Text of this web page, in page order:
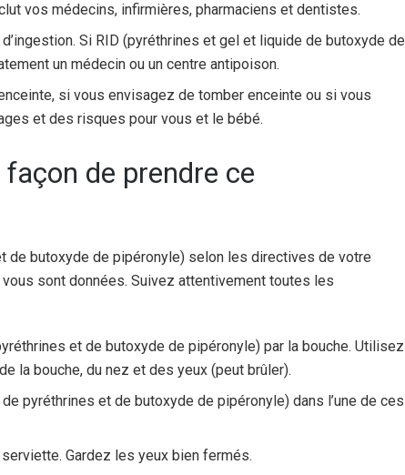
vos médecins, infirmières, pharmaciens et dentistes.
Si RID (pyréthrines et gel et liquide de butoxyde de
un médecin ou un centre antipoison.
si vous envisagez de tomber enceinte ou si vous
et des risques pour vous et le bébé.
de prendre ce
de butoxyde de pipéronyle) selon les directives de votre
sont données. Suivez attentivement toutes les
et de butoxyde de pipéronyle) par la bouche. Utilisez
la bouche, du nez et des yeux (peut brûler).
pyréthrines et de butoxyde de pipéronyle) dans l’une de ces
Gardez les yeux bien fermés.